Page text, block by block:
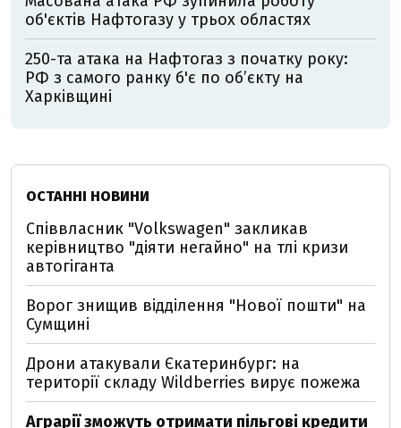
об'єктів Нафтогазу у трьох областях
250-та атака на Нафтогаз з початку року:
РФ з самого ранку б'є по об’єкту на
Харківщині
ОСТАННІ НОВИНИ
Співвласник "Volkswagen" закликав
керівництво "діяти негайно" на тлі кризи
автогіганта
Ворог знищив відділення "Нової пошти" на
Сумщині
Дрони атакували Єкатеринбург: на
території складу Wildberries вирує пожежа
Аграрії зможуть отримати пільгові кредити